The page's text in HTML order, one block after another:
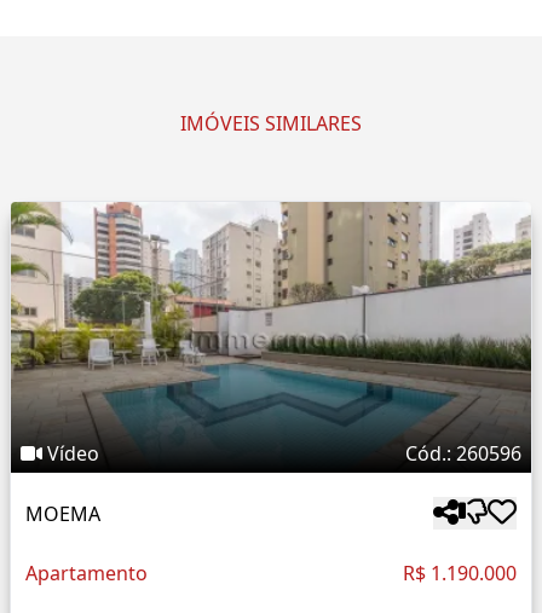
IMÓVEIS SIMILARES
Vídeo Cód.: 260596
MOEMA
Apartamento R$ 1.190.000